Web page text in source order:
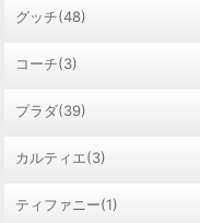
グッチ(48)
コーチ(3)
プラダ(39)
カルティエ(3)
ティファニー(1)